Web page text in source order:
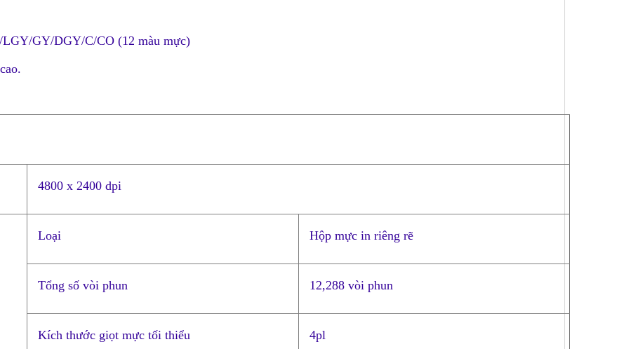
GY/DGY/C/CO (12 màu mực)
4800 x 2400 dpi
Loại Hộp mực in riêng rẽ
Tổng số vòi phun 12,288 vòi phun
Kích thước giọt mực tối thiểu 4pl